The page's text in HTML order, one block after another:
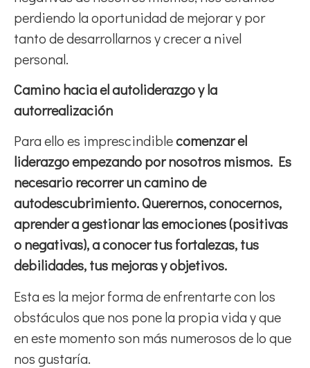
perdiendo la oportunidad de mejorar y por
tanto de desarrollarnos y crecer a nivel
personal.
Camino hacia el autoliderazgo y la
autorrealización
Para ello es imprescindiblecomenzar el
liderazgo empezando por nosotros mismos. Es
necesario recorrer un camino de
autodescubrimiento. Querernos, conocernos,
aprender a gestionar las emociones (positivas
o negativas), a conocer tus fortalezas, tus
debilidades, tus mejoras y objetivos.
Esta es la mejor forma de enfrentarte con los
obstáculos que nos pone la propia vida y que
en este momento son más numerosos de lo que
nos gustaría.